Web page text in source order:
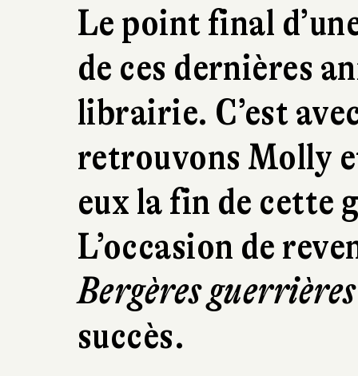
Le point final
de ces dernières
librairie. C’est
retrouvons Molly
eux la fin de cette
L’occasion de
Bergères guerrières
succès.